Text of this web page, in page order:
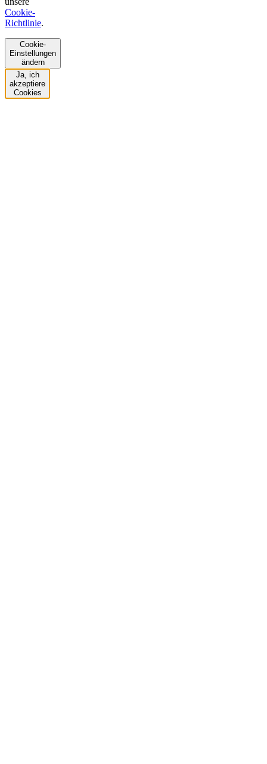
Cookie-
Richtlinie.
Cookie-
Einstellungen
ändern
Ja, ich
akzeptiere
Cookies